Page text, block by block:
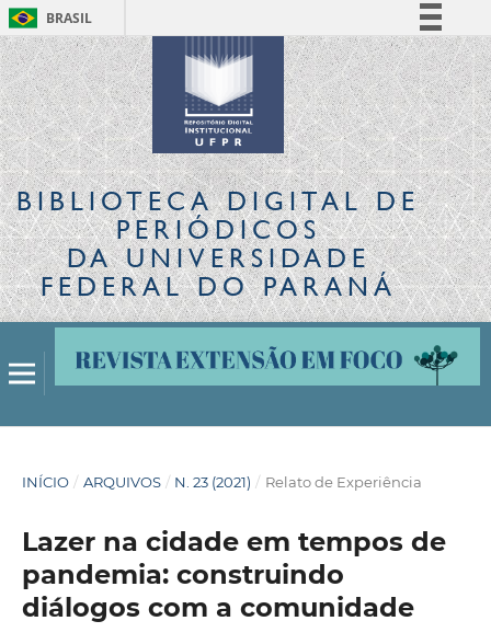
BRASIL
Simplifique!
Comunica BR
Participe
Acesso à informação
Legislação
Canais
BIBLIOTECA DIGITALDE
PERIÓDICOS
DA UNIVERSIDADE
FEDERAL DO PARANÁ
INÍCIO / ARQUIVOS / N. 23 (2021) / Relato de Experiência
Lazer na cidade em tempos de
pandemia: construindo
diálogos com a comunidade